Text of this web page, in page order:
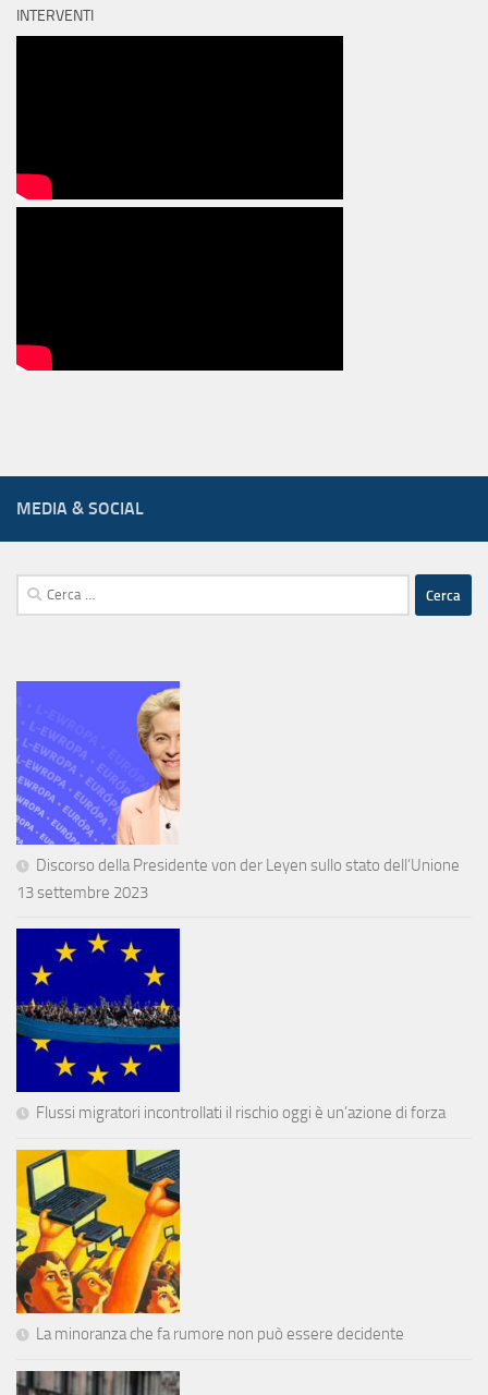
INTERVENTI
MEDIA & SOCIAL
Ricerca
per:
Discorso della Presidente von der Leyen sullo stato dell’Unione
13 settembre 2023
Flussi migratori incontrollati il rischio oggi è un’azione di forza
La minoranza che fa rumore non può essere decidente